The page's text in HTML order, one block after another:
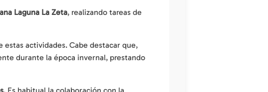
Laguna La Zeta, realizando tareas de
estas actividades. Cabe destacar que,
durante la época invernal, prestando